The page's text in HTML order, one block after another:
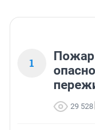
1
Пожар
29 528